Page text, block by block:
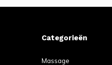
Categorieën
Massage